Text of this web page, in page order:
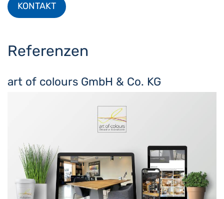
KONTAKT
Referenzen
art of colours GmbH & Co. KG